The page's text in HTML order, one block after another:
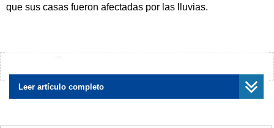
que sus casas fueron afectadas por las lluvias.
cultivo.
Así, fueron más de 11.000 viviendas las que resultaron
Leer artículo completo